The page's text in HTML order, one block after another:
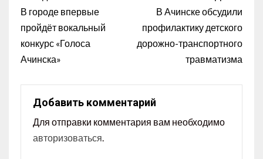
В городе впервые
пройдёт вокальный
конкурс «Голоса
Ачинска»
В Ачинске обсудили
профилактику детского
дорожно-транспортного
травматизма
Добавить комментарий
Для отправки комментария вам необходимо
авторизоваться.